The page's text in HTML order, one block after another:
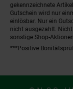
gekennzeichnete
Gutschein wird nur
einlösbar. Nur ein
nicht ausgezahlt.
sonstige Shop-
***Positive